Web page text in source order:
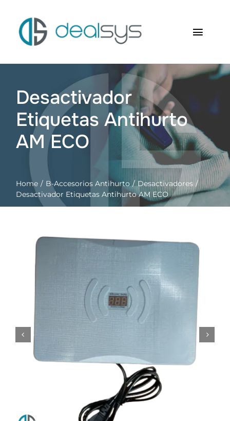
contenido
Quienes somos
Productos
Contacto
Mi cuenta
Desactivador
Etiquetas Antihurto
AM ECO
Home B-Accesorios Antihurto
Desactivadores
Desactivador Etiquetas Antihurto AM ECO